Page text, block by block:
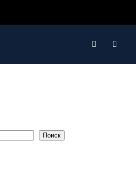
Поиск